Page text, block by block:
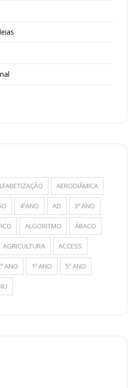
AERODIÂMICA
4ºANO AD 3º ANO
ALGORITMO ÁBACO
AGRICULTURA ACCESS
ANO 1º ANO 5º ANO